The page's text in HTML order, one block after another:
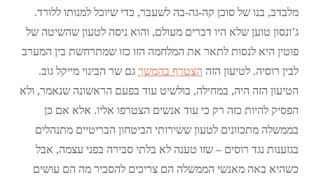
מלבדב, בנו של סוכן קה-גה-בה לשעבר, כדי שיוכל למנותו ללורד.
ג’ונסון טוען שלא היו דברים מעולם, והוא ניסה לטעון שהשיטה של
פוטין היא לנסות לתאר את המלחמה הזו כזו שמתרחשת בין המערב
לבין רוסיה. לטיעון הזה הצטרף בהמשך גם שר הבינוי מייקל גוב.
הטיעון הזה היה, במחילה, בולשיט עוד בפעם הראשונה שנאמר, ולא
הפסיק להיות כזה רק כי עוד אנשים הצטרפו אליו. אלא אם כן
בממשלה מתכוונים לטעון ששירותי הביטחון הבריטיים מתנהלים
בגזענות נגד רוסים – שזו טענה לא בלתי סבירה בפני עצמה, אבל
כשהיא באה מאנשי הממשלה הם צריכים להסביר מה הם עושים